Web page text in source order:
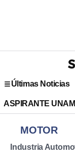
Últimas Noticias
ASPIRANTE
MOTOR
Industria